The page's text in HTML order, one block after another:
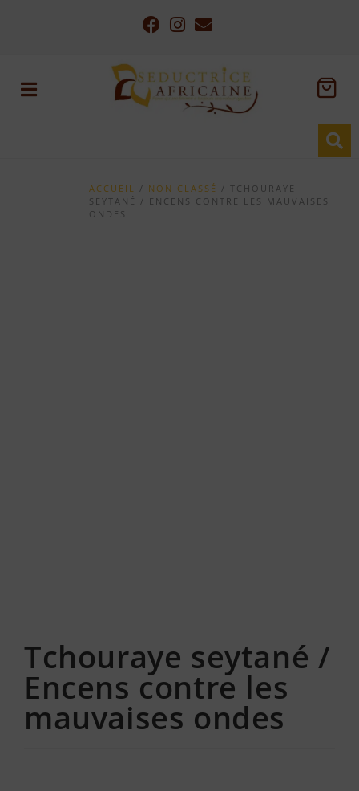
ACCUEIL / NON CLASSÉ / TCHOURAYE
SEYTANÉ / ENCENS CONTRE LES MAUVAISES
ONDES
Tchouraye seytané /
Encens contre les
mauvaises ondes